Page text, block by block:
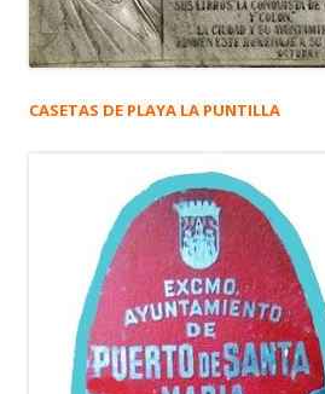
CASETAS DE PLAYA LA PUNTILLA